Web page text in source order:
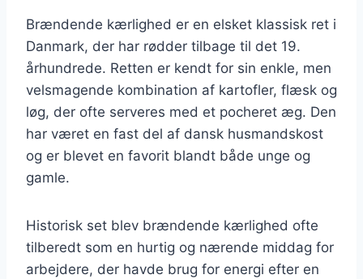
Brændende kærlighed er en elsket klassisk ret i
Danmark, der har rødder tilbage til det 19.
århundrede. Retten er kendt for sin enkle, men
velsmagende kombination af kartofler, flæsk og
løg, der ofte serveres med et pocheret æg. Den
har været en fast del af dansk husmandskost
og er blevet en favorit blandt både unge og
gamle.
Historisk set blev brændende kærlighed ofte
tilberedt som en hurtig og nærende middag for
arbejdere, der havde brug for energi efter en